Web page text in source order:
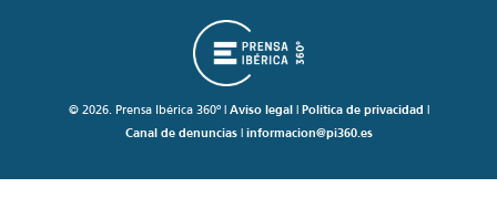
© 2026. Prensa Ibérica 360º | Aviso legal Política de privacidad
Canal de denuncias| informacion@pi360.es